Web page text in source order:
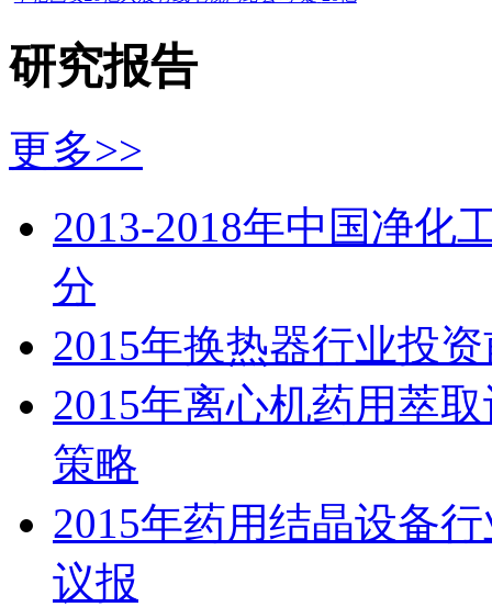
研究报告
更多>>
2013-2018年中国净化
分
2015年换热器行业投
2015年离心机药用萃
策略
2015年药用结晶设备
议报